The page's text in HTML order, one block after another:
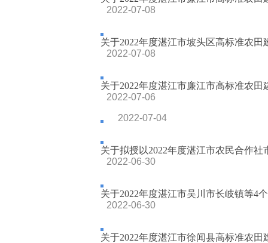
2022-07-08
关于2022年度湛江市坡头区高标准农
2022-07-08
关于2022年度湛江市廉江市高标准农
2022-07-06
2022-07-04
关于拟授以2022年度湛江市农民合作
2022-06-30
关于2022年度湛江市吴川市长岐镇等4
2022-06-30
关于2022年度湛江市徐闻县高标准农